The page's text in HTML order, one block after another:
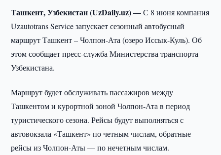
Ташкент, Узбекистан (UzDaily.uz) —С 8 июня компания
Uzautotrans Service запускает сезонный автобусный
маршрут Ташкент – Чолпон-Ата (озеро Иссык-Куль). Об
этом сообщает пресс-служба Министерства транспорта
Узбекистана.
Маршрут будет обслуживать пассажиров между
Ташкентом и курортной зоной Чолпон-Ата в период
туристического сезона. Рейсы будут выполняться с
автовокзала «Ташкент» по четным числам, обратные
рейсы из Чолпон-Аты — по нечетным числам.